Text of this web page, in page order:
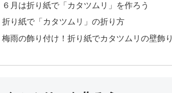
６月は折り紙で「カタツムリ」を作ろう
折り紙で「カタツムリ」の折り方
梅雨の飾り付け！折り紙でカタツムリの壁飾り